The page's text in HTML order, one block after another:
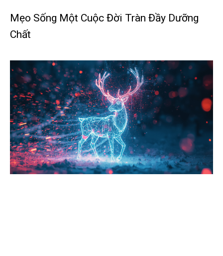
Mẹo Sống Một Cuộc Đời Tràn Đầy Dưỡng
Chất